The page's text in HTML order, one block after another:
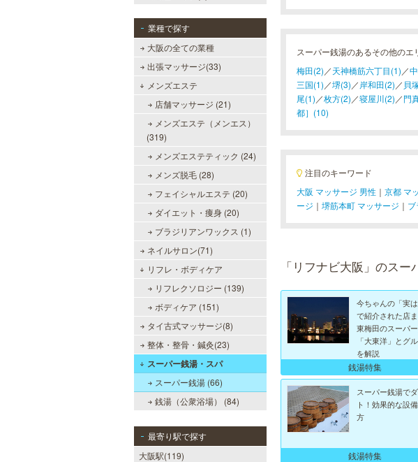
業種で探す
大阪の全ての業種
出張マッサージ(33)
メンズエステ
店舗マッサージ (21)
メンズエステ（メンエス）
(319)
メンズエステティック (24)
メンズ脱毛 (28)
フェイシャルエステ (20)
ダイエット・痩身 (20)
ブラジリアンワックス (1)
ネイルサロン(71)
リフレ・ボディケア
リフレクソロジー (139)
ボディケア (151)
タイ古式マッサージ(8)
整体・整骨・鍼灸(23)
スーパー銭湯・スパ
スーパー銭湯 (66)
銭湯（公衆浴場） (84)
最寄り駅で探す
大阪駅(119)
スーパー銭湯のあるその他のエ
梅田(2) ／天神橋筋六丁目(1) ／
三国(1) ／堺(3) ／ 岸和田(2) ／ 貝
尾(1) ／枚方(2) ／寝屋川(2) ／門
都］(10)
注目のキーワード
大阪 マッサージ 男性 ｜ 京都 マ
ージ ｜ 堺筋本町 マッサージ ｜
「リフナビ大阪」のス
今ちゃんの「実は
で紹介された店ま
東梅田のスーパ
「大東洋」とグ
を解説
銭湯特集
スーパー銭湯で
ト！効果的な設
方
銭湯特集